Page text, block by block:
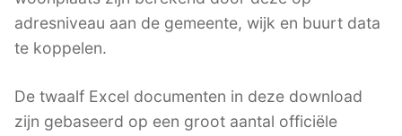
adresniveau aan de gemeente, wijk en buurt data
te koppelen.
De twaalf Excel documenten in deze download
zijn gebaseerd op een groot aantal officiële